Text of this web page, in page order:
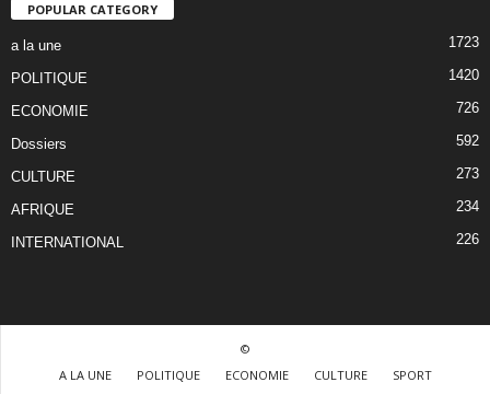
POPULAR CATEGORY
a la une 1723
POLITIQUE 1420
ECONOMIE 726
Dossiers 592
CULTURE 273
AFRIQUE 234
INTERNATIONAL 226
©
A LA UNE
POLITIQUE ECONOMIE CULTURE
SPORT